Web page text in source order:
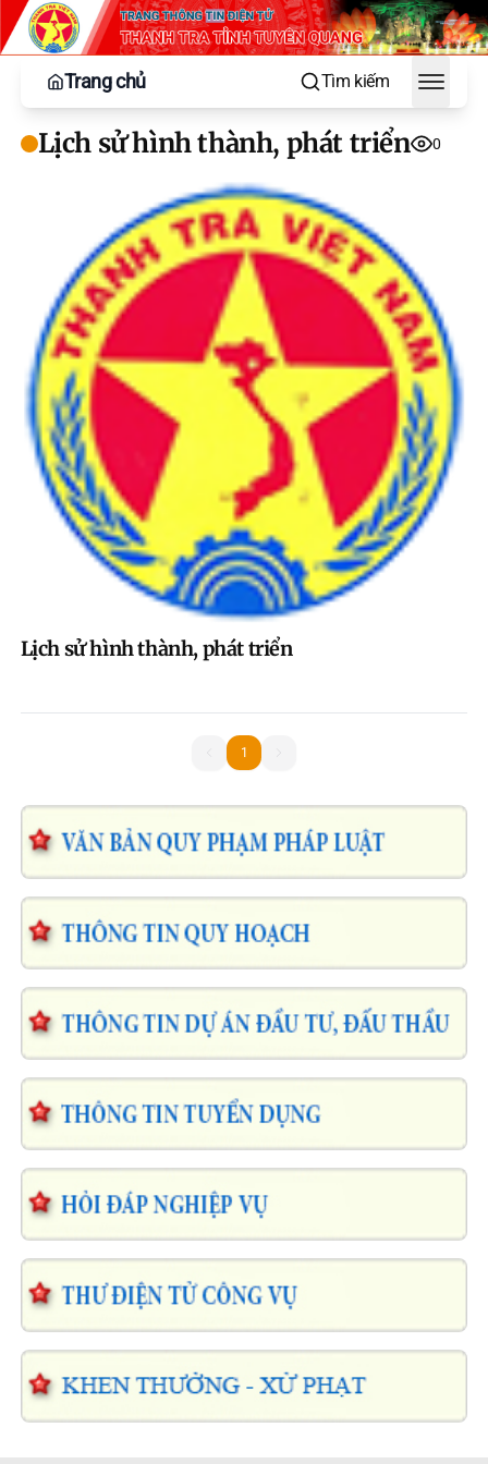
Trang chủ Tìm kiếm
Toggle
Lịch sử hình thành, phát triển 0
Lịch sử hình thành, phát triển
11